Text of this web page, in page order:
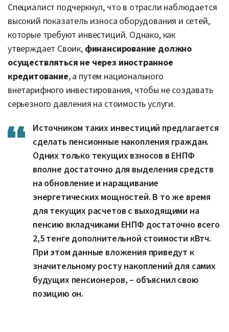
Специалист подчеркнул, что в отрасли наблюдается
высокий показатель износа оборудования и сетей,
которые требуют инвестиций. Однако, как
утверждает Своик, финансирование должно
осуществляться не через иностранное
кредитование, а путем национального
внетарифного инвестирования, чтобы не создавать
серьезного давления на стоимость услуги.
Источником таких инвестиций предлагается
сделать пенсионные накопления граждан.
Одних только текущих взносов в ЕНПФ
вполне достаточно для выделения средств
на обновление и наращивание
энергетических мощностей. В то же время
для текущих расчетов с выходящими на
пенсию вкладчиками ЕНПФ достаточно всего
2,5 тенге дополнительной стоимости кВтч.
При этом данные вложения приведут к
значительному росту накоплений для самих
будущих пенсионеров, – объяснил свою
позицию он.